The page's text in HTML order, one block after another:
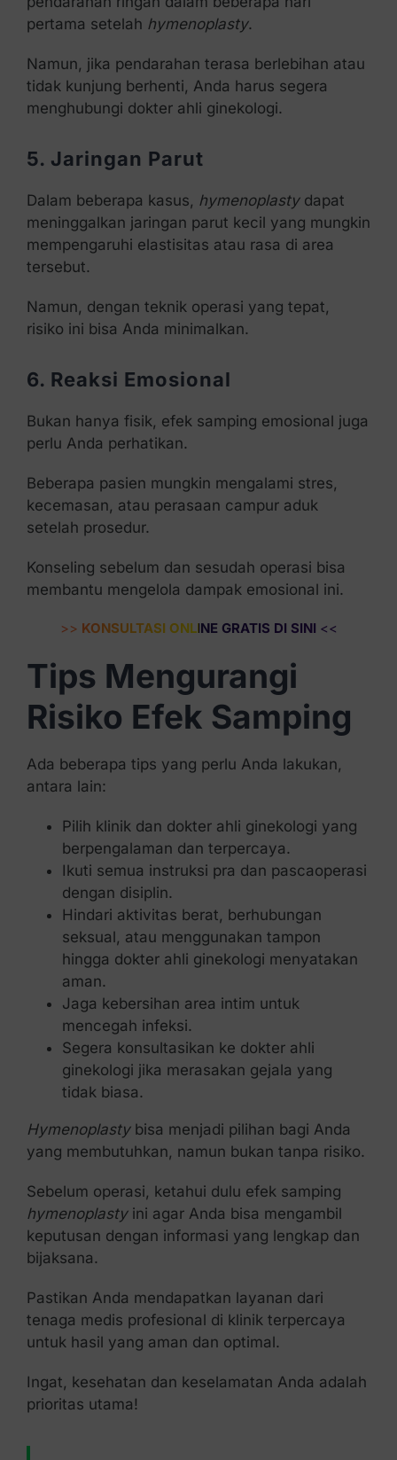
pertama setelah hymenoplasty.
Namun, jika pendarahan terasa berlebihan atau
tidak kunjung berhenti, Anda harus segera
menghubungi dokter ahli ginekologi.
5. Jaringan Parut
Dalam beberapa kasus, hymenoplastydapat
meninggalkan jaringan parut kecil yang mungkin
mempengaruhi elastisitas atau rasa di area
tersebut.
Namun, dengan teknik operasi yang tepat,
risiko ini bisa Anda minimalkan.
6. Reaksi Emosional
Bukan hanya fisik, efek samping emosional juga
perlu Anda perhatikan.
Beberapa pasien mungkin mengalami stres,
kecemasan, atau perasaan campur aduk
setelah prosedur.
Konseling sebelum dan sesudah operasi bisa
membantu mengelola dampak emosional ini.
>> KONSULTASI ONLINE GRATIS DI SINI <<
Tips Mengurangi
Risiko Efek Samping
Ada beberapa tips yang perlu Anda lakukan,
antara lain:
Pilih klinik dan dokter ahli ginekologi yang
berpengalaman dan terpercaya.
Ikuti semua instruksi pra dan pascaoperasi
dengan disiplin.
Hindari aktivitas berat, berhubungan
seksual, atau menggunakan tampon
hingga dokter ahli ginekologi menyatakan
aman.
Jaga kebersihan area intim untuk
mencegah infeksi.
Segera konsultasikan ke dokter ahli
ginekologi jika merasakan gejala yang
tidak biasa.
Hymenoplastybisa menjadi pilihan bagi Anda
yang membutuhkan, namun bukan tanpa risiko.
Sebelum operasi, ketahui dulu efek samping
hymenoplastyini agar Anda bisa mengambil
keputusan dengan informasi yang lengkap dan
bijaksana.
Pastikan Anda mendapatkan layanan dari
tenaga medis profesional di klinik terpercaya
untuk hasil yang aman dan optimal.
Ingat, kesehatan dan keselamatan Anda adalah
prioritas utama!